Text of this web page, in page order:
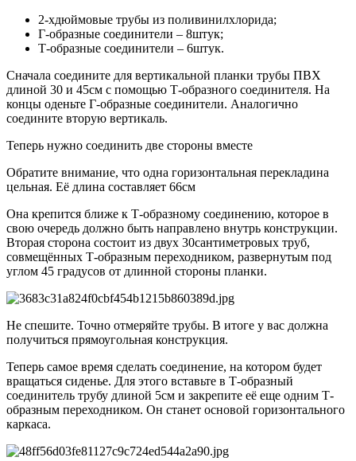
2-хдюймовые трубы из поливинилхлорида;
Г-образные соединители – 8штук;
Т-образные соединители – 6штук.
Сначала соедините для вертикальной планки трубы ПВХ
длиной 30 и 45см с помощью Т-образного соединителя. На
концы оденьте Г-образные соединители. Аналогично
соедините вторую вертикаль.
Теперь нужно соединить две стороны вместе
Обратите внимание, что одна горизонтальная перекладина
цельная. Её длина составляет 66см
Она крепится ближе к Т-образному соединению, которое в
свою очередь должно быть направлено внутрь конструкции.
Вторая сторона состоит из двух 30сантиметровых труб,
совмещённых Т-образным переходником, развернутым под
углом 45 градусов от длинной стороны планки.
Не спешите. Точно отмеряйте трубы. В итоге у вас должна
получиться прямоугольная конструкция.
Теперь самое время сделать соединение, на котором будет
вращаться сиденье. Для этого вставьте в Т-образный
соединитель трубу длиной 5см и закрепите её еще одним Т-
образным переходником. Он станет основой горизонтального
каркаса.